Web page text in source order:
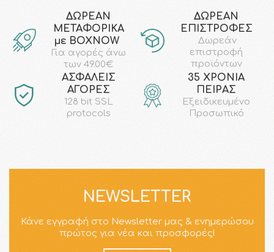
ΔΩΡΕΑΝ
ΜΕΤΑΦΟΡΙΚΑ
με ΒΟΧΝΟW
Για αγορές άνω
των 49.00€
ΔΩΡΕΑΝ
ΕΠΙΣΤΡΟΦΕΣ
Δωρεάν
επιστροφή
προϊόντων
AΣΦΑΛΕΙΣ
ΑΓΟΡΕΣ
128 bit SSL
protocols
35 ΧΡΟΝΙΑ
ΠΕΙΡΑΣ
Εξειδικευμένο
Προσωπικό
NEWSLETTER
Κάνε εγγραφή στο Newsletter μας & ενημερώσου
πρώτος για νέα και προσφορές!